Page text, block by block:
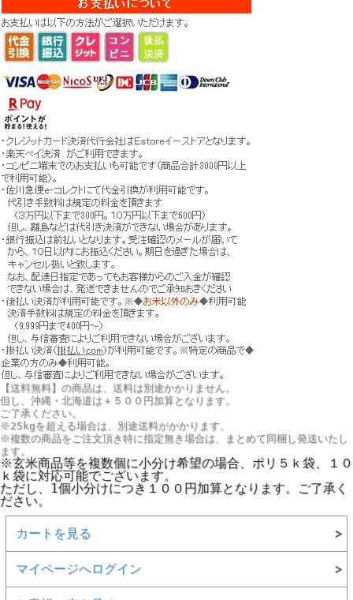
【送料無料】の商品は、送料は別途かかりません。
但し、 沖縄・北海道は＋５００円加算となります。
ご了承ください。
※25kgを超える場合は、別途送料がかかります。
※複数の商品をご注文頂き特に指定無き場合は、まとめて同梱し発送いたし
ます。
※玄米商品等を複数個に小分け希望の場合、ポリ５ｋ袋、１０
ｋ袋に対応可能でございます。
ただし、1個小分けにつき１００円加算となります。ご了承く
ださい。
カートを見る
マイページへログイン